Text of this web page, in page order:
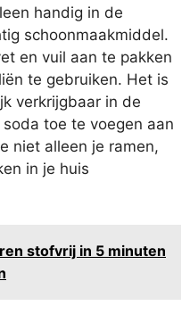
handig in de
schoonmaakmiddel.
en vuil aan te pakken
te gebruiken. Het is
verkrijgbaar in de
toe te voegen aan
niet alleen je ramen,
in je huis
stofvrij in 5 minuten